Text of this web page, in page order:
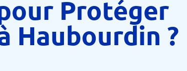
Protéger
Haubourdin ?